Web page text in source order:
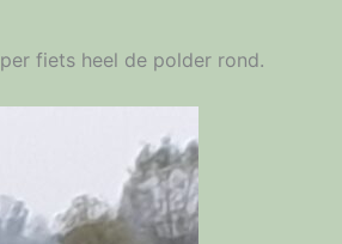
fiets heel de polder rond.